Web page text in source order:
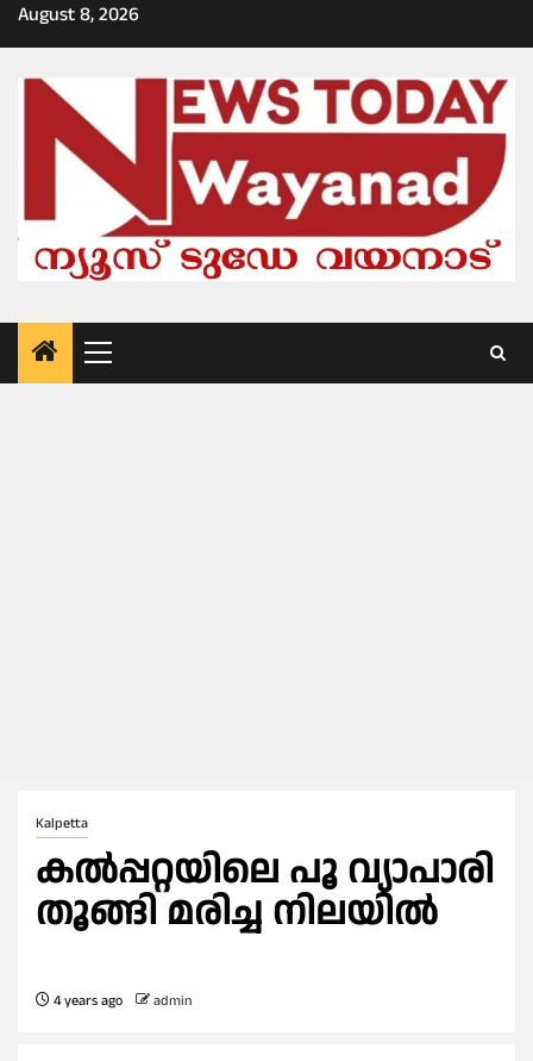
Skip
to
August 8, 2026
Primary
Menu
Kalpetta
കൽപ്പറ്റയിലെ പൂ വ്യാപാരി
തൂങ്ങി മരിച്ച നിലയില്‍
4 years ago admin